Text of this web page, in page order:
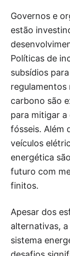
Governos e
estão
Políticas de
subsídios
regulamentos
carbono são
para mitigar
fósseis. Além
veículos
energética
futuro com
finitos.
Apesar dos
alternativas,
sistema